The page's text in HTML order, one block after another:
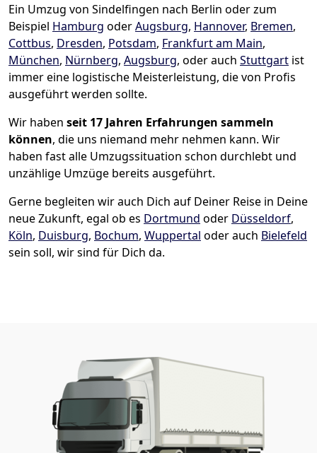
Ein Umzug von Sindelfingen nach Berlin oder zum
Beispiel Hamburg oderAugsburg, Hannover, Bremen,
Cottbus, Dresden, Potsdam, Frankfurt am Main,
München, Nürnberg, Augsburg, oder auch Stuttgart ist
immer eine logistische Meisterleistung, die von Profis
ausgeführt werden sollte.
Wir haben seit 17 Jahren Erfahrungen sammeln
können, die uns niemand mehr nehmen kann. Wir
haben fast alle Umzugssituation schon durchlebt und
unzählige Umzüge bereits ausgeführt.
Gerne begleiten wir auch Dich auf Deiner Reise in Deine
neue Zukunft, egal ob es Dortmund oder Düsseldorf,
Köln, Duisburg, Bochum, Wuppertal oder auch Bielefeld
sein soll, wir sind für Dich da.